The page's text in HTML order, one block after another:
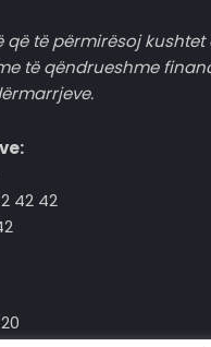
që të përmirësoj kushtet
të qëndrueshme
42 42